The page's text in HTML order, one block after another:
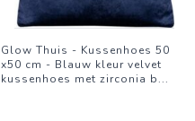
Glow Thuis - Kussenhoes 50
x50 cm - Blauw kleur velvet
kussenhoes met zirconia b...